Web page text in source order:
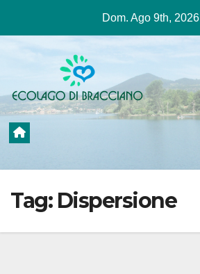
contenuto
Dom. Ago 9th, 2026
Tag: Dispersione